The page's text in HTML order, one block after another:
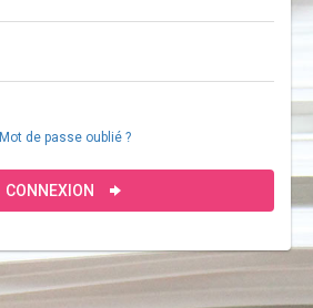
Mot de passe oublié ?
CONNEXION